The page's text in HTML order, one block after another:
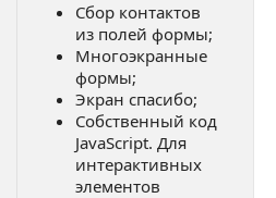
Feature grid
экрана с промокодом
Сбор контактов
из полей формы;
Многоэкранные
формы;
Экран спасибо;
Собственный код
JavaScript. Для
интерактивных
элементов